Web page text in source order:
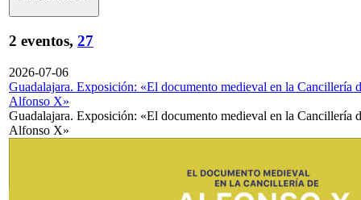
2 eventos, 27
2026-07-06
Guadalajara. Exposición: «El documento medieval en la Cancillería
Alfonso X»
Guadalajara. Exposición: «El documento medieval en la Cancillería
Alfonso X»